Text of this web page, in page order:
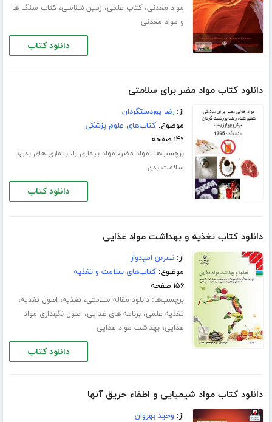
مواد معدنی،کتاب علمی، زمین شناسی،کتاب سنگ ها
و مواد معدنی
دانلود کتاب
دانلود کتاب مواد مضر برای سلامتی
از:رضا پوردستگردان
موضوع:کتاب‌های علوم پزشکی
۱۴۹ صفحه
برچسب‌ها: مواد مضر، مواد بیماری زا،بیماری های بدن،
سلامت بدن
دانلود کتاب
دانلود کتاب تغذیه و بهداشت مواد غذایی
از:نسرىن امیدوار
موضوع:کتاب‌های سلامت و تغذیه
۱۵۶ صفحه
برچسب‌ها:دانلود مقاله سلامتی، تغذیه، اصول تغدیه،
تغذیه علمی،برنامه های غذایی، اصول نگهداری مواد
غذایی،بهداشت مواد غذایی
دانلود کتاب
دانلود کتاب مواد شیمیایی و اطفاء حریق آنها
از: وحید بهروان